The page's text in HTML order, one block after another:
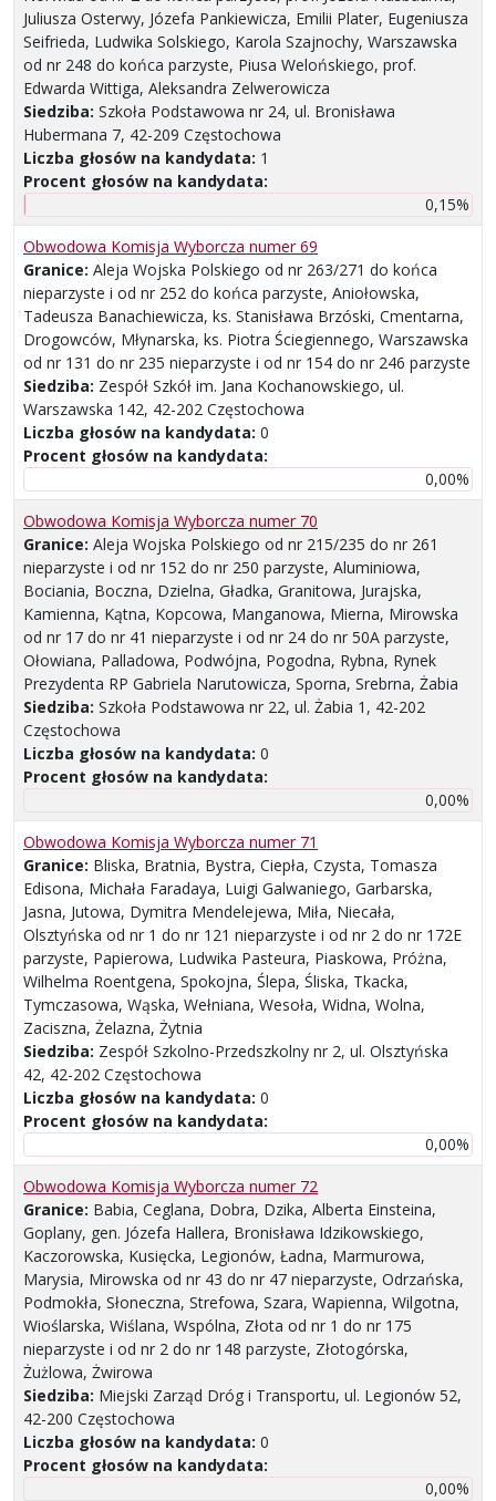
Juliusza Osterwy, Józefa Pankiewicza, Emilii Plater, Eugeniusza
Seifrieda, Ludwika Solskiego, Karola Szajnochy, Warszawska
od nr 248 do końca parzyste, Piusa Welońskiego, prof.
Edwarda Wittiga, Aleksandra Zelwerowicza
Siedziba: Szkoła Podstawowa nr 24, ul. Bronisława
Hubermana 7, 42-209 Częstochowa
Liczba głosów na kandydata: 1
Procent głosów na kandydata:
0,15%
Obwodowa Komisja Wyborcza numer 69
Granice: Aleja Wojska Polskiego od nr 263/271 do końca
nieparzyste i od nr 252 do końca parzyste, Aniołowska,
Tadeusza Banachiewicza, ks. Stanisława Brzóski, Cmentarna,
Drogowców, Młynarska, ks. Piotra Ściegiennego, Warszawska
od nr 131 do nr 235 nieparzyste i od nr 154 do nr 246 parzyste
Siedziba: Zespół Szkół im. Jana Kochanowskiego, ul.
Warszawska 142, 42-202 Częstochowa
Liczba głosów na kandydata: 0
Procent głosów na kandydata:
0,00%
Obwodowa Komisja Wyborcza numer 70
Granice: Aleja Wojska Polskiego od nr 215/235 do nr 261
nieparzyste i od nr 152 do nr 250 parzyste, Aluminiowa,
Bociania, Boczna, Dzielna, Gładka, Granitowa, Jurajska,
Kamienna, Kątna, Kopcowa, Manganowa, Mierna, Mirowska
od nr 17 do nr 41 nieparzyste i od nr 24 do nr 50A parzyste,
Ołowiana, Palladowa, Podwójna, Pogodna, Rybna, Rynek
Prezydenta RP Gabriela Narutowicza, Sporna, Srebrna, Żabia
Siedziba: Szkoła Podstawowa nr 22, ul. Żabia 1, 42-202
Częstochowa
Liczba głosów na kandydata: 0
Procent głosów na kandydata:
0,00%
Obwodowa Komisja Wyborcza numer 71
Granice: Bliska, Bratnia, Bystra, Ciepła, Czysta, Tomasza
Edisona, Michała Faradaya, Luigi Galwaniego, Garbarska,
Jasna, Jutowa, Dymitra Mendelejewa, Miła, Niecała,
Olsztyńska od nr 1 do nr 121 nieparzyste i od nr 2 do nr 172E
parzyste, Papierowa, Ludwika Pasteura, Piaskowa, Próżna,
Wilhelma Roentgena, Spokojna, Ślepa, Śliska, Tkacka,
Tymczasowa, Wąska, Wełniana, Wesoła, Widna, Wolna,
Zaciszna, Żelazna, Żytnia
Siedziba: Zespół Szkolno-Przedszkolny nr 2, ul. Olsztyńska
42, 42-202 Częstochowa
Liczba głosów na kandydata: 0
Procent głosów na kandydata:
0,00%
Obwodowa Komisja Wyborcza numer 72
Granice: Babia, Ceglana, Dobra, Dzika, Alberta Einsteina,
Goplany, gen. Józefa Hallera, Bronisława Idzikowskiego,
Kaczorowska, Kusięcka, Legionów, Ładna, Marmurowa,
Marysia, Mirowska od nr 43 do nr 47 nieparzyste, Odrzańska,
Podmokła, Słoneczna, Strefowa, Szara, Wapienna, Wilgotna,
Wioślarska, Wiślana, Wspólna, Złota od nr 1 do nr 175
nieparzyste i od nr 2 do nr 148 parzyste, Złotogórska,
Żużlowa, Żwirowa
Siedziba: Miejski Zarząd Dróg i Transportu, ul. Legionów 52,
42-200 Częstochowa
Liczba głosów na kandydata: 0
Procent głosów na kandydata:
0,00%